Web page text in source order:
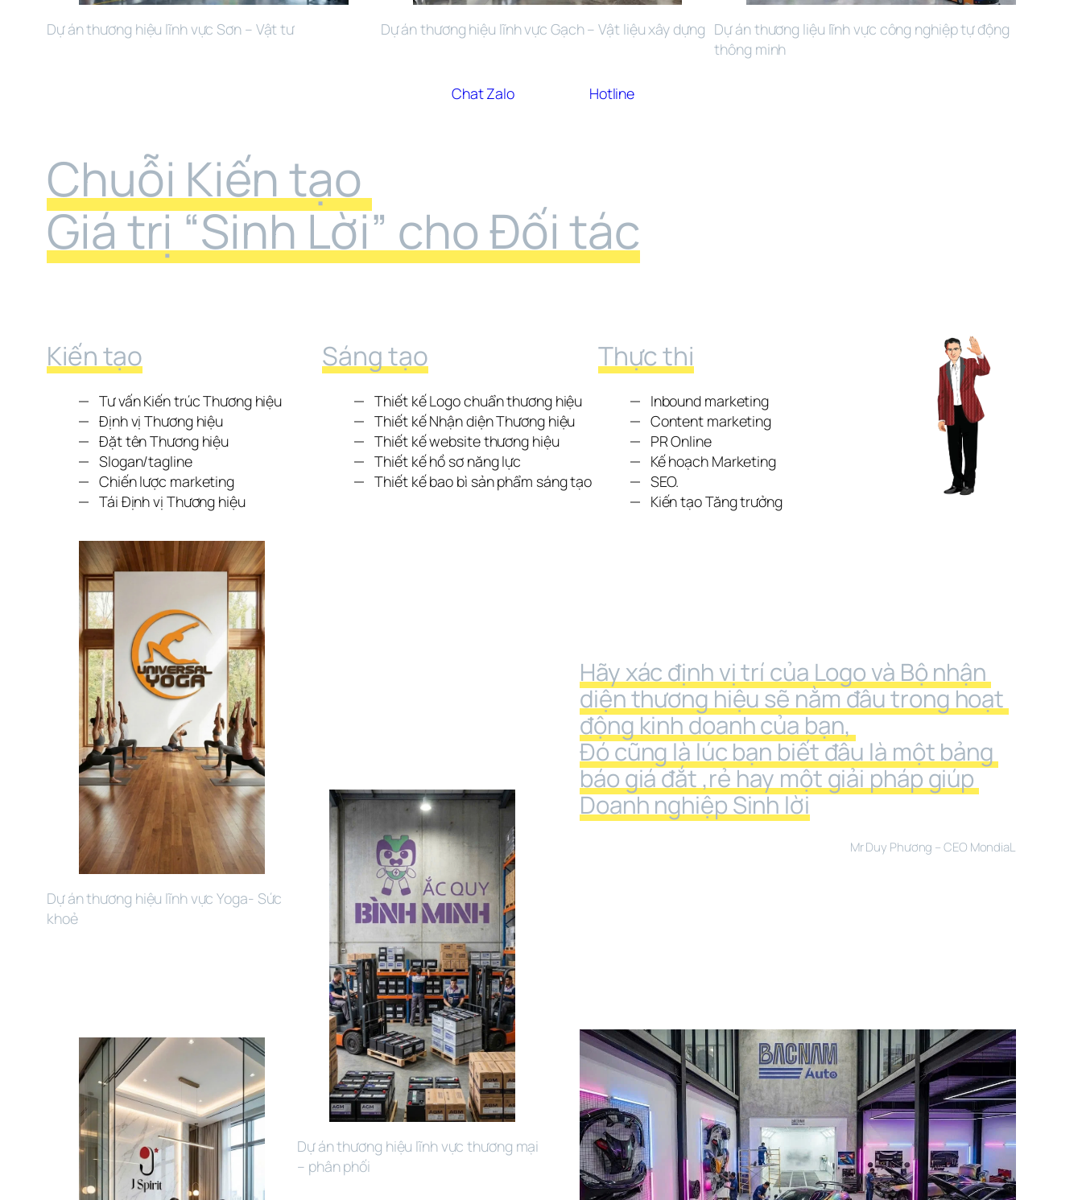
Dự án thương hiệu lĩnh vực Sơn – Vật tư Dự án thương hiệu lĩnh vực Gạch – Vật liệu xây dựng Dự án thương liệu lĩnh vực công nghiệp tự động
thông minh
Chat Zalo Hotline
Chuỗi Kiến tạo
Giá trị “Sinh Lời” cho Đối tác
Kiến tạo
Tư vấn Kiến trúc Thương hiệu
Định vị Thương hiệu
Đặt tên Thương hiệu
Slogan/tagline
Chiến lược marketing
Tái Định vị Thương hiệu
Sáng tạo
Thiết kế Logo chuẩn thương hiệu
Thiết kế Nhận diện Thương hiệu
Thiết kế website thương hiệu
Thiết kế hồ sơ năng lực
Thiết kế bao bì sản phẩm sáng tạo
Thực thi
Inbound marketing
Content marketing
PR Online
Kế hoạch Marketing
SEO.
Kiến tạo Tăng trưởng
Dự án thương hiệu lĩnh vực Yoga- Sức
khoẻ
Dự án thương hiệu lĩnh vực thương mại
– phân phối
Hãy xác định vị trí của Logo và Bộ nhận
diện thương hiệu sẽ nằm đâu trong hoạt
động kinh doanh của bạn,
Đó cũng là lúc bạn biết đâu là một bảng
báo giá đắt ,rẻ hay một giải pháp giúp
Doanh nghiệp Sinh lời
Mr Duy Phương – CEO MondiaL